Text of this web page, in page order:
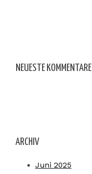
NEUESTE KOMMENTARE
ARCHIV
Juni 2025